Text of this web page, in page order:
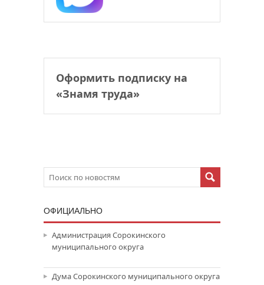
Оформить подписку на
«Знамя труда»
ОФИЦИАЛЬНО
Администрация Сорокинского
муниципального округа
Дума Сорокинского муниципального округа